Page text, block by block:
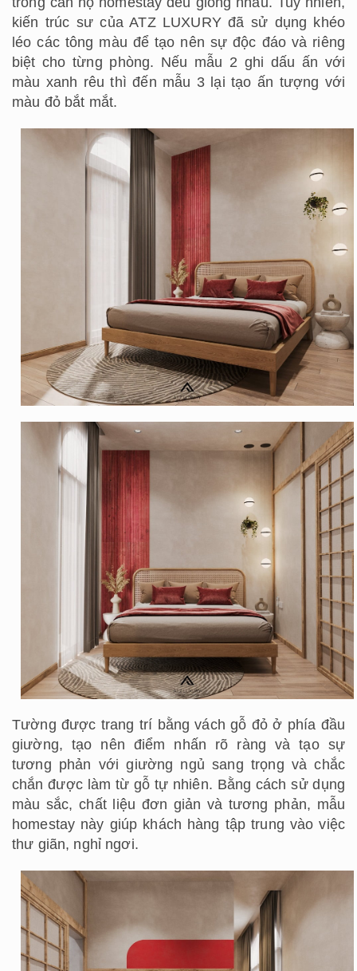
kiến trúc sư của ATZ LUXURY đã sử dụng khéo
léo các tông màu để tạo nên sự độc đáo và riêng
biệt cho từng phòng. Nếu mẫu 2 ghi dấu ấn với
màu xanh rêu thì đến mẫu 3 lại tạo ấn tượng với
màu đỏ bắt mắt.
Tường được trang trí bằng vách gỗ đỏ ở phía đầu
giường, tạo nên điểm nhấn rõ ràng và tạo sự
tương phản với giường ngủ sang trọng và chắc
chắn được làm từ gỗ tự nhiên. Bằng cách sử dụng
màu sắc, chất liệu đơn giản và tương phản, mẫu
homestay này giúp khách hàng tập trung vào việc
thư giãn, nghỉ ngơi.